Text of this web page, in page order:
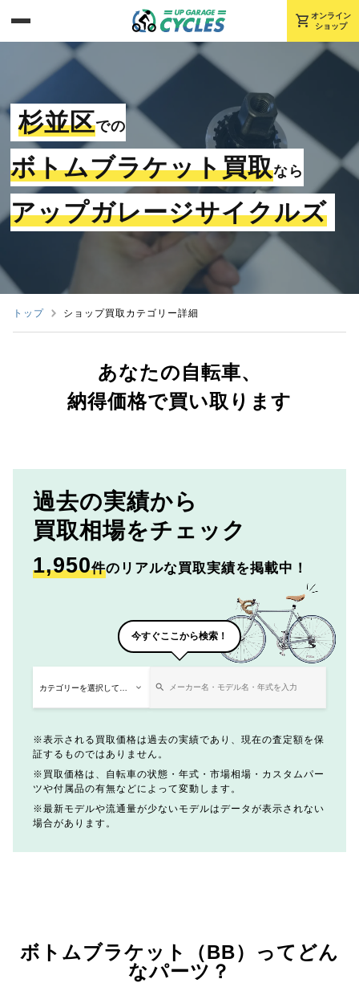
shopping_cart オンライン
ショップ
杉並区での
ボトムブラケット買取なら
アップガレージサイクルズ
トップ ショップ買取カテゴリー詳細
あなたの自転車、
納得価格で買い取ります
過去の実績から
買取相場をチェック
1,950件のリアルな買取実績を掲載中！
今すぐここから検索！
表示される買取価格は過去の実績であり、現在の査定額を保
証するものではありません。
買取価格は、自転車の状態・年式・市場相場・カスタムパー
ツや付属品の有無などによって変動します。
最新モデルや流通量が少ないモデルはデータが表示されない
場合があります。
ボトムブラケット（BB）ってどん
なパーツ？